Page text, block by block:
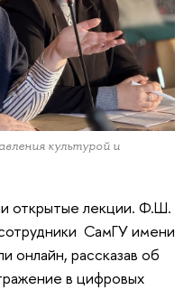
культурой и
открытые лекции. Ф.Ш.
СамГУ имени
онлайн, рассказав об
в цифровых